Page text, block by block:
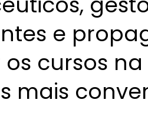
e
os cursos
mais